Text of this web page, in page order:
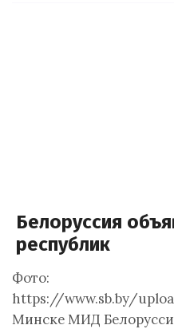
Белоруссия
республик
Фото:
https://www.sb.by/
Минске МИД